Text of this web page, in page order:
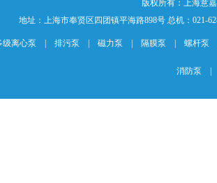
版权所有：上海意
地址：上海市奉贤区四团镇平海路898号 总机：021-
级离心泵 排污泵 磁力泵 隔膜泵 螺杆泵
消防泵